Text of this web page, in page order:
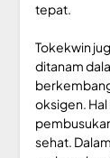
tepat.
Tokekwin
ditanam
oksigen.
sehat.